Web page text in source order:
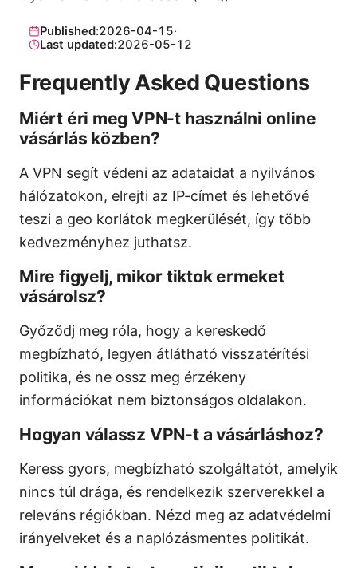
Published:2026-04-15·
Last updated:2026-05-12
Frequently Asked Questions
Miért éri meg VPN-t használni online
vásárlás közben?
A VPN segít védeni az adataidat a nyilvános
hálózatokon, elrejti az IP-címet és lehetővé
teszi a geo korlátok megkerülését, így több
kedvezményhez juthatsz.
Mire figyelj, mikor tiktok ermeket
vásárolsz?
Győződj meg róla, hogy a kereskedő
megbízható, legyen átlátható visszatérítési
politika, és ne ossz meg érzékeny
információkat nem biztonságos oldalakon.
Hogyan válassz VPN-t a vásárláshoz?
Keress gyors, megbízható szolgáltatót, amelyik
nincs túl drága, és rendelkezik szerverekkel a
releváns régiókban. Nézd meg az adatvédelmi
irányelveket és a naplózásmentes politikát.